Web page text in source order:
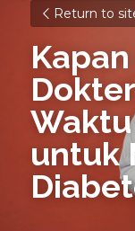
Return to
untuk